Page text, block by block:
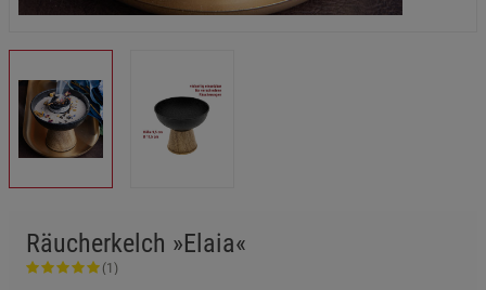
Räucherkelch »Elaia«
(1)